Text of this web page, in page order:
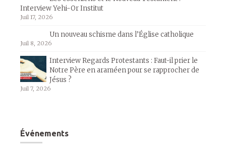
Interview Yehi-Or Institut
Juil 17, 2026
Un nouveau schisme dans l’Église catholique
Juil 8, 2026
Interview Regards Protestants : Faut-il prier le
Notre Père en araméen pour se rapprocher de
Jésus ?
Juil 7, 2026
Événements